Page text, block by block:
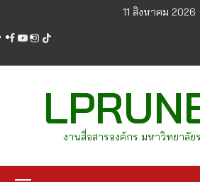
content
11 สิงหาคม 2026
facebook
youtube
instagram
tiktok
งานสื่อสารองค์กร มหาวิทยาลัย